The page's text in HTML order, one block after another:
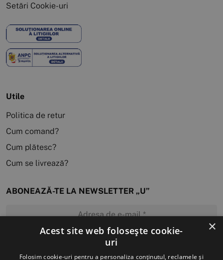
Setări Cookie-uri
Utile
Politica de retur
Cum comand?
Cum plătesc?
Cum se livrează?
ABONEAZĂ-TE LA NEWSLETTER „U”
MĂ ABONEZ
×
Acest site web folosește cookie-
uri
Folosim cookie-uri pentru a personaliza conținutul, reclamele și